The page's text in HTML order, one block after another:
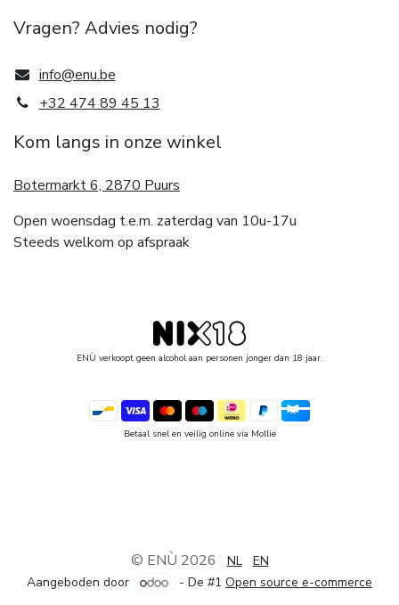
Vragen? Advies nodig?
info@enu.be
+32 474 89 45 13
Kom langs in onze winkel
Botermarkt 6, 2870 Puurs
Open woensdag t.e.m. zaterdag van 10u-17u
Steeds welkom op afspraak
ENÙ verkoopt geen alcohol aan personen jonger dan 18 jaar.
Betaal snel en veilig online via Mollie
© ENÙ 2026 NL
EN
Aangeboden door
- De #1Open source e-commerce